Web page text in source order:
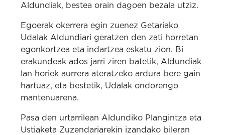
Aldundiak, bestea orain dagoen bezala utziz.
Egoerak okerrera egin zuenez Getariako
Udalak Aldundiari geratzen den zati horretan
egonkortzea eta indartzea eskatu zion. Bi
erakundeak ados jarri ziren batetik, Aldundiak
lan horiek aurrera ateratzeko ardura bere gain
hartuaz, eta bestetik, Udalak ondorengo
mantenuarena.
Pasa den urtarrilean Aldundiko Plangintza eta
Ustiaketa Zuzendariarekin izandako bileran